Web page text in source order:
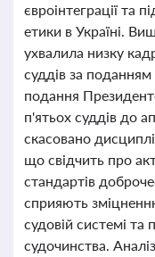
євроінтеграції та
етики в Україні.
ухвалила низку
суддів за поданням
подання
п'ятьох суддів до
скасовано
що свідчить про
стандартів
сприяють
судовій системі
судочинства.